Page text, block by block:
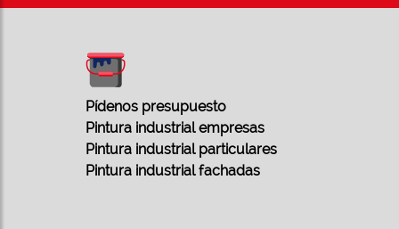
Pídenos presupuesto
Pintura industrial empresas
Pintura industrial particulares
Pintura industrial fachadas